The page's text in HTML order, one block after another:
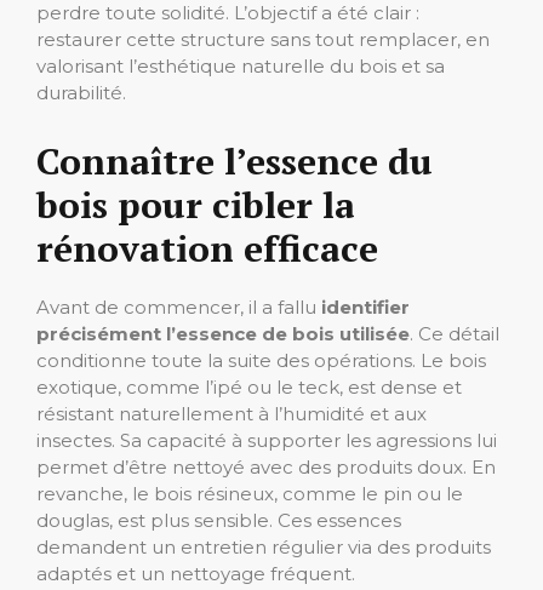
perdre toute solidité. L’objectif a été clair :
restaurer cette structure sans tout remplacer, en
valorisant l’esthétique naturelle du bois et sa
durabilité.
Connaître l’essence du
bois pour cibler la
rénovation efficace
Avant de commencer, il a fallu identifier
précisément l’essence de bois utilisée. Ce détail
conditionne toute la suite des opérations. Le bois
exotique, comme l’ipé ou le teck, est dense et
résistant naturellement à l’humidité et aux
insectes. Sa capacité à supporter les agressions lui
permet d’être nettoyé avec des produits doux. En
revanche, le bois résineux, comme le pin ou le
douglas, est plus sensible. Ces essences
demandent un entretien régulier via des produits
adaptés et un nettoyage fréquent.